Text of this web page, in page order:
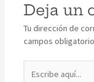
Deja un
Tu dirección de
campos